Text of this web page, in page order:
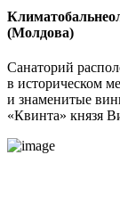
(Молдова)
Санаторий
в историческом
и знаменитые
«Квинта» князя